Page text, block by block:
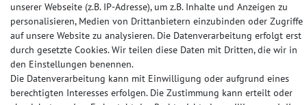
unserer Webseite (z.B. IP-Adresse), um z.B. Inhalte und Anzeigen zu
personalisieren, Medien von Drittanbietern einzubinden oder Zugriffe
auf unsere Website zu analysieren. Die Datenverarbeitung erfolgt erst
durch gesetzte Cookies. Wir teilen diese Daten mit Dritten, die wir in
den Einstellungen benennen.
Die Datenverarbeitung kann mit Einwilligung oder aufgrund eines
berechtigten Interesses erfolgen. Die Zustimmung kann erteilt oder
© Copyright 2024-2025 | Alle Rechte vorbehalten.
Widerrufs­recht Widerrufs­formular Impressum
Daten­schutz­erklärung AGB Kontakt